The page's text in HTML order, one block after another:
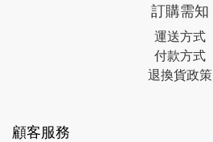
訂購需知
運送方式
付款方式
退換貨政策
顧客服務